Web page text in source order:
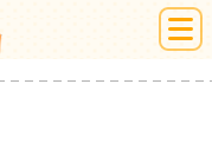
絵本ひろば